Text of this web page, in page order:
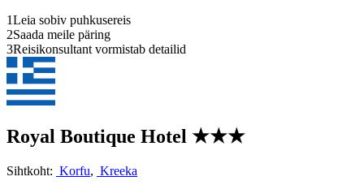
1Leia sobiv puhkusereis
2Saada meile päring
3Reisikonsultant vormistab detailid
Royal Boutique Hotel ★★★
Sihtkoht: Korfu, Kreeka